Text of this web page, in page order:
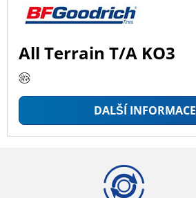
All Terrain T/A KO3
DALŠÍ INFORMACE